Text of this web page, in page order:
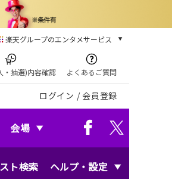
楽天グループのエンタメサービス
本/ゲーム/CD/DVD
楽天ブックス
電子書籍
楽天Kobo
音楽配信
・抽選)内容確認 よくあるご質問
ログイン / 会員登録
会場
ト検索 ヘルプ・設定